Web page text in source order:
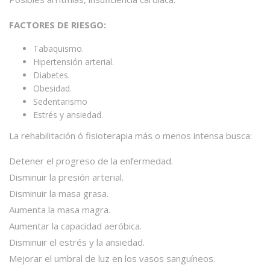
FACTORES DE RIESGO:
Tabaquismo.
Hipertensión arterial.
Diabetes.
Obesidad.
Sedentarismo
Estrés y ansiedad.
La rehabilitación ó fisioterapia más o menos intensa busca:
Detener el progreso de la enfermedad.
Disminuir la presión arterial.
Disminuir la masa grasa.
Aumenta la masa magra.
Aumentar la capacidad aeróbica.
Disminuir el estrés y la ansiedad.
Mejorar el umbral de luz en los vasos sanguíneos.